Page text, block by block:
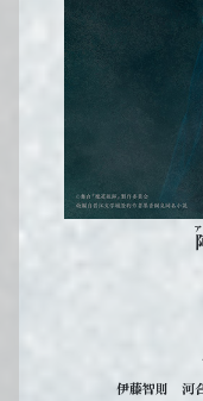
伊藤智則 河